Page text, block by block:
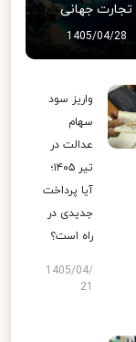
تجارت جهانی
1405/04/28
واریز سود
سهام
عدالت در
تیر ۱۴۰۵؛
آیا پرداخت
جدیدی در
راه است؟
1405/04/